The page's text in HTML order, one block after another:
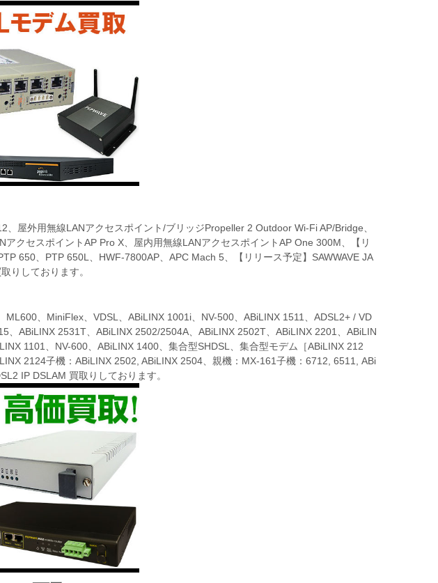
屋外用無線LANアクセスポイント/ブリッジPropeller 2 Outdoor Wi-Fi AP/Bridge、
クセスポイントAP Pro X、屋内用無線LANアクセスポイントAP One 300M、【リ
650、PTP 650L、HWF-7800AP、APC Mach 5、【リリース予定】SAWWAVE JA
りしております。
、MiniFlex、VDSL、ABiLINX 1001i、NV-500、ABiLINX 1511、ADSL2+ / VD
、ABiLINX 2531T、ABiLINX 2502/2504A、ABiLINX 2502T、ABiLINX 2201、ABiLIN
1101、NV-600、ABiLINX 1400、集合型SHDSL、集合型モデム［ABiLINX 212
2124子機：ABiLINX 2502, ABiLINX 2504、親機：MX-161子機：6712, 6511, ABi
IP DSLAM 買取りしております。